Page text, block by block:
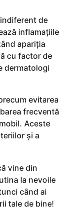
de
inflamațiile
apariția
cu factor de
dermatologi
evitarea
frecventă
Aceste
și a
vine din
la nevoile
când ai
tale de bine!